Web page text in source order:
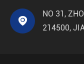

NO 31,
214500,